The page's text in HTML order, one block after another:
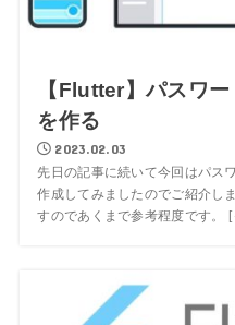
【Flutter】パスワ
を作る
2023.02.03
先日の記事に続いて今回はパス
作成してみましたのでご紹介し
すのであくまで参考程度です。